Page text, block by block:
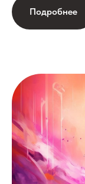
Подробнее